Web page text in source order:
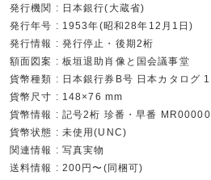
発行機関 : 日本銀行(大蔵省)
発行年号 : 1953年(昭和28年12月1日)
発行情報 : 発行停止・後期2桁
額面図案 : 板垣退助肖像と国会議事堂
貨幣種類 : 日本銀行券B号 日本カタログ
貨幣尺寸 : 148×76 mm
貨幣情報 : 記号2桁 珍番・早番
貨幣状態 : 未使用(UNC)
関連情報 : 写真実物
送料情報 : 200円〜(同梱可)